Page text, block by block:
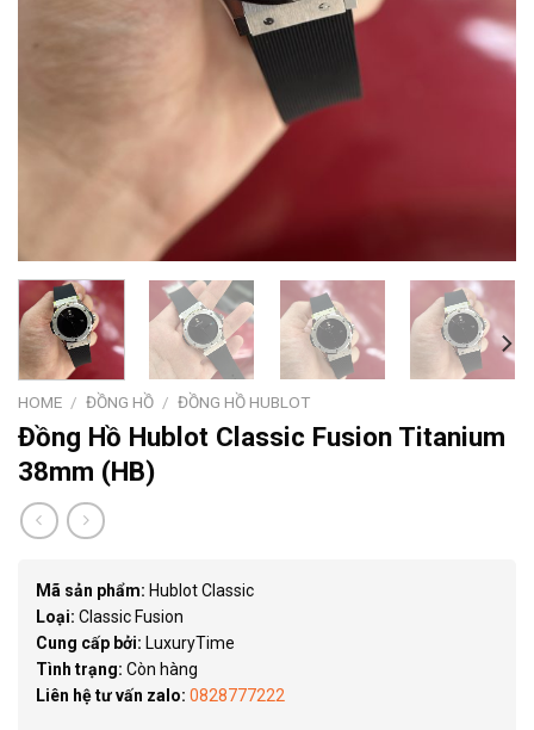
HOME / ĐỒNG HỒ / ĐỒNG HỒ HUBLOT
Đồng Hồ Hublot Classic Fusion Titanium
38mm (HB)
Mã sản phẩm: Hublot Classic
Loại: Classic Fusion
Cung cấp bởi: LuxuryTime
Tình trạng: Còn hàng
Liên hệ tư vấn zalo: 0828777222